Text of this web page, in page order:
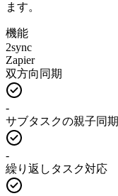
ます。
機能
2sync
Zapier
双方向同期
-
サブタスクの親子同期
-
繰り返しタスク対応